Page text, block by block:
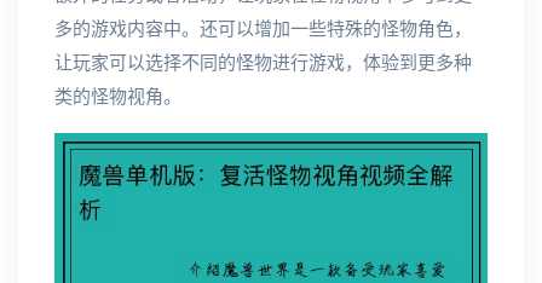
多的游戏内容中。还可以增加一些特殊的怪物角色，
让玩家可以选择不同的怪物进行游戏，体验到更多种
类的怪物视角。